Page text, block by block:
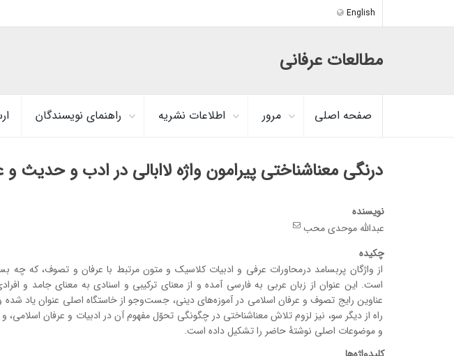
English
مطالعات عرفانی
صفحه اصلی مرور اطلاعات نشریه راهنمای نویسندگان
درنگی معناشناختی پیرامون واژه لاابالی در ادب و حدیث و
نویسنده
عبدالله موحدی محب
چکیده
از واژگان پربسامد درمحاورات عرفی و ادبیات کلاسیک و متون مرتبط با عرفان و تصوف، که چه
است. این عنوان از زبان عربی به فارسی آمده و از معنای ترکیبی و اسنادی به معنای جامد و
عناوین رایج تصوف و عرفان اسلامی در آموزه‌های دینی، جست‌وجو از خاستگاه اصلی عنوان یاد شده
راه از دیگر سو، نیز لزوم تلاش معناشناختی در چگونگی تحوّل مفهوم آن در ادبیات و عرفان
و موضوعات اصلی نوشتۀ حاضر را تشکیل داده است.